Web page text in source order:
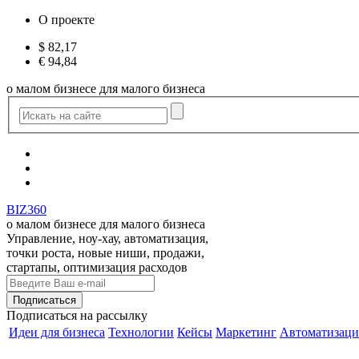
О проекте
$ 82,17
€ 94,84
о малом бизнесе для малого бизнеса
BIZ360
о малом бизнесе для малого бизнеса
Управление, ноу-хау, автоматизация,
точки роста, новые ниши, продажи,
стартапы, оптимизация расходов
Подписаться на рассылку
Идеи для бизнеса Технологии Кейсы Маркетинг